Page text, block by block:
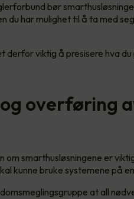
bør
du har mulighet til å ta med
derfor viktig å presisere hva
overføring
smarthusløsningene er
kunne bruke systemene på
at all